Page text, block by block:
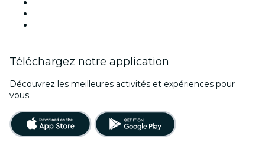
Téléchargez notre application
Découvrez les meilleures activités et expériences pour
vous.